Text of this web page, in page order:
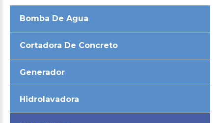
Bomba De Agua
Cortadora De Concreto
Generador
Hidrolavadora